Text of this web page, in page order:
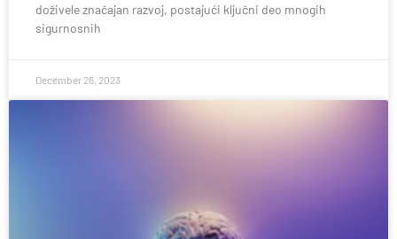
doživele značajan razvoj, postajući ključni deo mnogih
sigurnosnih
December 26, 2023